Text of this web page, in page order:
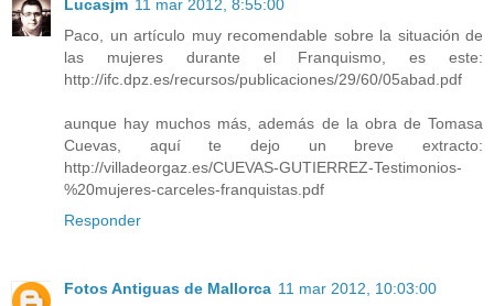
Lucasjm 11 mar 2012, 8:55:00
Paco, un artículo muy recomendable sobre la situación de
las mujeres durante el Franquismo, es este:
http://ifc.dpz.es/recursos/publicaciones/29/60/05abad.pdf
aunque hay muchos más, además de la obra de Tomasa
Cuevas, aquí te dejo un breve extracto:
http://villadeorgaz.es/CUEVAS-GUTIERREZ-Testimonios-
%20mujeres-carceles-franquistas.pdf
Responder
Fotos Antiguas de Mallorca 11 mar 2012, 10:03:00